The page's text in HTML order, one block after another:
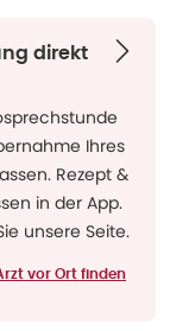
direkt
Ihres
Rezept &
in der App.
unsere Seite.
vor Ort finden